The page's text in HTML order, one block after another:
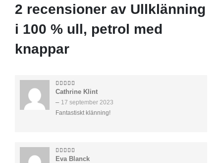
2 recensioner av Ullklänning
i 100 % ull, petrol med
knappar
5av 5
Cathrine Klint
– 17 september 2023
Fantastiskt klänning!
5av 5
Eva Blanck